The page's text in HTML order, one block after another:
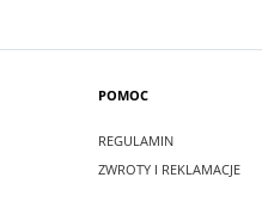
POMOC
REGULAMIN
ZWROTY I REKLAMACJE